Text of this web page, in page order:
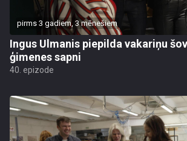
pirms 3 gadiem, 3 mēnešiem
Ingus Ulmanis piepilda vakariņu
ģimenes sapni
40. epizode